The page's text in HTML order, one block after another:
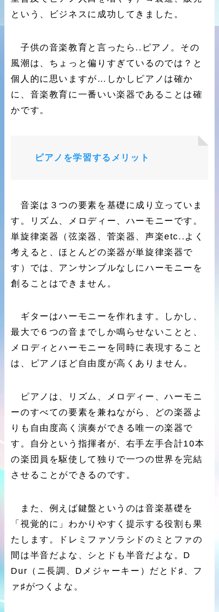
という、ビジネスに成功してきました。
子供の音楽教育と言ったら..ピアノ。その
風潮は、ちょっと偏りすぎているのでは？と
個人的に思いますが…しかしピアノは確か
に、音楽教育に一番いい楽器であることは確
かです。
ピアノを学習するメリット
音楽は３つの要素を基礎に成り立っていま
す。リズム、メロディー、ハーモニーです。
単旋律楽器（弦楽器、菅楽器、声楽etc..よく
考えると、ほとんどの楽器が単旋律楽器で
す）では、アンサンブルなしにハーモニーを
創ることはできません。
ギターはハーモニーを作れます。しかし、
最大で６つの音までしか鳴らせないことと、
メロディとハーモニーを同時に表現すること
は、ピアノほど自由度が高くありません。
ピアノは、リズム、メロディー、ハーモニ
ーのすべての要素を兼ねながら、どの楽器よ
りも自由度高く演奏ができる唯一の楽器で
す。自分という指揮者が、右手左手合計10本
の楽団員を駆使して独りで一つの世界を完結
させることができるのです。
また、例えば鍵盤というのは音楽基礎を
「視覚的に」わかりやすく提示する役割も果
たします。ドレミファソラシドのミとファの
間は半音だよな、シとドも半音だよな。D
Dur（ニ長調、Dメジャーキー）だとド♯、フ
ァ♯がつくよな。